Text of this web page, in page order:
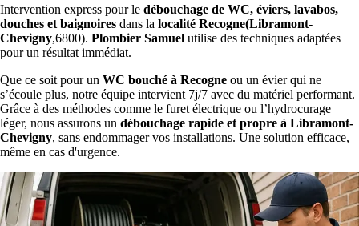
Intervention express pour le débouchage de WC, éviers, lavabos,
douches et baignoires dans la localité Recogne(Libramont-
Chevigny,6800). Plombier Samuel utilise des techniques adaptées
pour un résultat immédiat.
Que ce soit pour un WC bouché à Recogne ou un évier qui ne
s’écoule plus, notre équipe intervient 7j/7 avec du matériel performant.
Grâce à des méthodes comme le furet électrique ou l’hydrocurage
léger, nous assurons un débouchage rapide et propre à Libramont-
Chevigny, sans endommager vos installations. Une solution efficace,
même en cas d'urgence.